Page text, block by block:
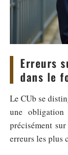
Erreurs
dans le
Le CUb se
une obligation
précisément
erreurs les plus